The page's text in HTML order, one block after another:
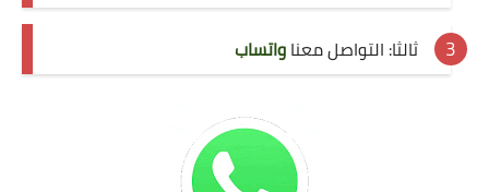
ثالثا: التواصل معناواتساب